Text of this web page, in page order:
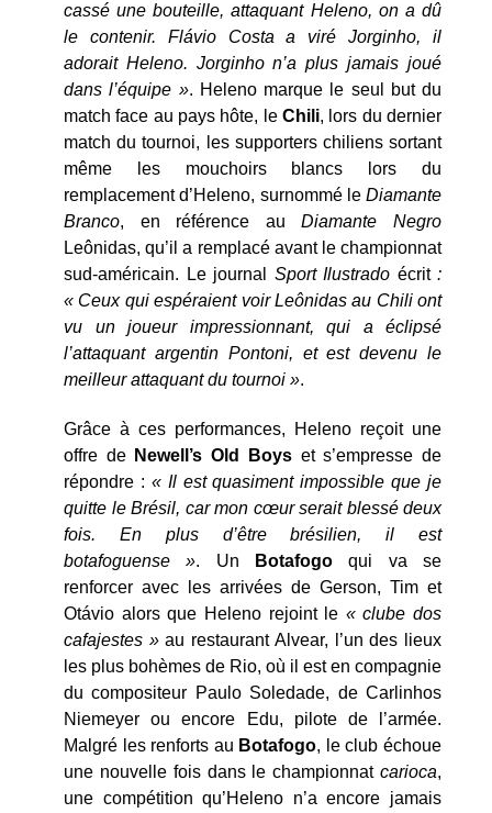
cassé une bouteille, attaquant Heleno, on a dû
le contenir. Flávio Costa a viré Jorginho, il
adorait Heleno. Jorginho n’a plus jamais joué
dans l’équipe ». Heleno marque le seul but du
match face au pays hôte, le Chili, lors du dernier
match du tournoi, les supporters chiliens sortant
même les mouchoirs blancs lors du
remplacement d’Heleno, surnommé le Diamante
Branco, en référence auDiamante Negro
Leônidas, qu’il a remplacé avant le championnat
sud-américain. Le journal Sport Ilustrado écrit:
« Ceux qui espéraient voir Leônidas au Chili ont
vu un joueur impressionnant, qui a éclipsé
l’attaquant argentin Pontoni, et est devenu le
meilleur attaquant du tournoi ».
Grâce à ces performances, Heleno reçoit une
offre de Newell’s Old Boyset s’empresse de
répondre : « Il est quasiment impossible que je
quitte le Brésil, car mon cœur serait blessé deux
fois. En plus d’être brésilien, il est
botafoguense ». Un Botafogo qui va se
renforcer avec les arrivées de Gerson, Tim et
Otávio alors que Heleno rejoint le « clube dos
cafajestes »au restaurant Alvear, l’un des lieux
les plus bohèmes de Rio, où il est en compagnie
du compositeur Paulo Soledade, de Carlinhos
Niemeyer ou encore Edu, pilote de l’armée.
Malgré les renforts au Botafogo, le club échoue
une nouvelle fois dans le championnat carioca,
une compétition qu’Heleno n’a encore jamais